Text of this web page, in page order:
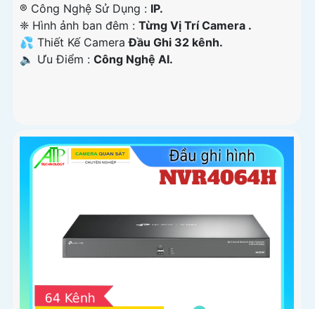
®️ Công Nghệ Sử Dụng : IP.
❈ Hình ảnh ban đêm : Từng Vị Trí Camera .
💦 Thiết Kế CameraĐầu Ghi 32 kênh.
️🔈 Ưu Điểm : Công Nghệ AI.